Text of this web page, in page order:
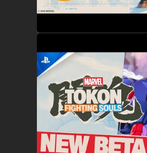
Essayez différentes
certains offrent des transitions
Maîtrisez des techniques, des
ajustables, classiques ou